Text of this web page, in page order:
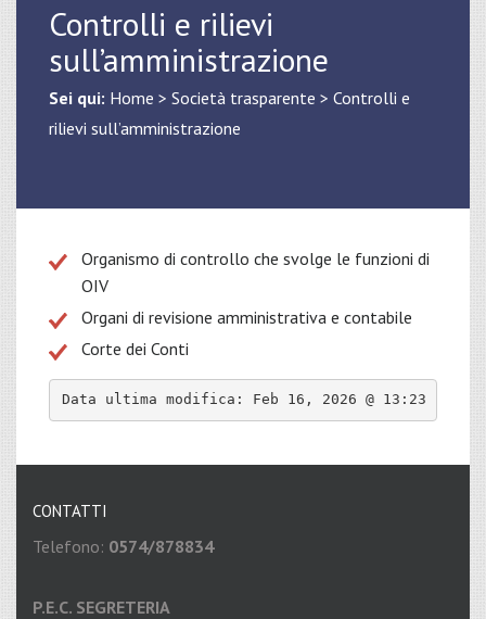
Controlli e rilievi
sull’amministrazione
Sei qui: Home > Società trasparente > Controlli e
rilievi sull’amministrazione
Organismo di controllo che svolge le funzioni di
OIV
Organi di revisione amministrativa e contabile
Corte dei Conti
Data ultima modifica: Feb 16, 2026 @ 13:23
CONTATTI
Telefono: 0574/878834
P.E.C. SEGRETERIA